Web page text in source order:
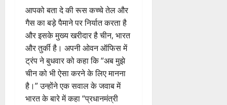
आपको बता दे की रूस कच्चे तेल और
गैस का बड़े पैमाने पर निर्यात करता है
और इसके मुख्य खरीदार है चीन, भारत
और तुर्की है। अपनी ओवन ऑफिस में
ट्रंप ने बुधवार को कहा कि “अब मुझे
चीन को भी ऐसा करने के लिए मानना
है।” उन्होंने एक सवाल के जवाब में
भारत के बारे में कहा “प्रधानमंत्री